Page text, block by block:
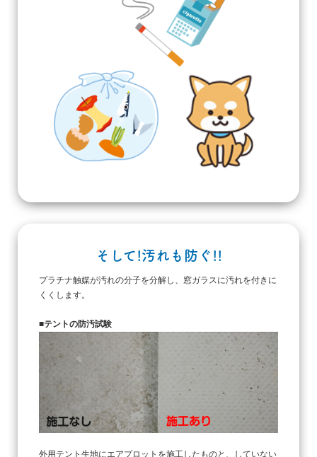
そして!汚れも防ぐ!!
プラチナ触媒が汚れの分子を分解し、窓ガラスに汚れを付きに
くくします。
■テントの防汚試験
外用テント生地にエアプロットを施工したものと、していない